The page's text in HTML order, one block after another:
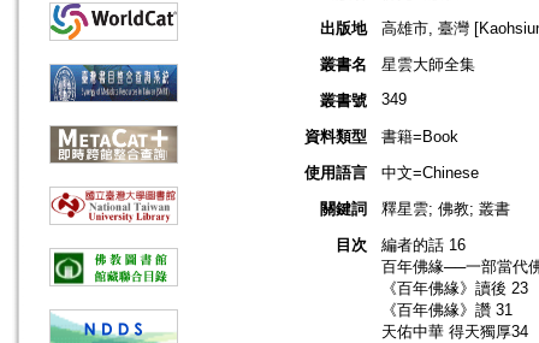
出版地
高雄市, 臺灣
叢書名
星雲大師全集
叢書號
349
資料類型
書籍=Book
使用語言
中文=Chinese
關鍵詞
釋星雲; 佛教; 叢書
目次
編者的話 16
百年佛緣──一部當代
《百年佛緣》讀後 23
《百年佛緣》讚 31
天佑中華 得天獨厚34